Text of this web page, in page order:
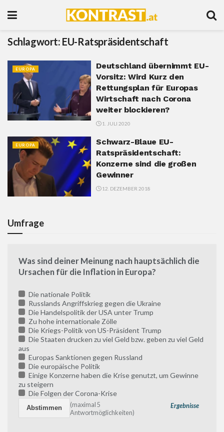
Schlagwort: EU-Ratspräsidentschaft
EUROPA
Deutschland übernimmt EU-
Vorsitz: Wird Kurz den
Rettungsplan für Europas
Wirtschaft nach Corona
weiter blockieren?
1. JULI 2020
EUROPA
Schwarz-Blaue EU-
Ratspräsidentschaft:
Konzerne sind die großen
Gewinner
12. DEZEMBER 2018
Umfrage
Was sind deiner Meinung nach hauptsächlich die
Ursachen für die Inflation in Europa?
Die nationale Politik
Russlands Angriffskrieg gegen die Ukraine
Die Handelspolitik der USA unter Trump
Zu hohe internationale Zölle
Die Kriegs-Politik von US-Präsident Trump
Die Staaten drucken zu viel Geld bzw. geben zu viel Geld
aus
Europas Sanktionen gegen Russland
Die europäische Politik
Einige Konzerne haben die Krise genutzt, um Gewinne
zu steigern
Die Folgen der Corona-Krise
Ergebnisse
(maximal 5
Antwortmöglichkeiten)